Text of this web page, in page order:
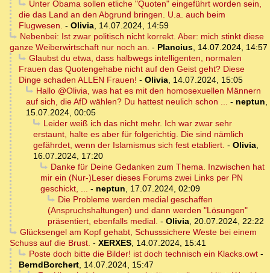
Unter Obama sollen etliche "Quoten" eingeführt worden sein,
die das Land an den Abgrund bringen. U.a. auch beim
Flugwesen. - Olivia, 14.07.2024, 14:59
Nebenbei: Ist zwar politisch nicht korrekt. Aber: mich stinkt diese
ganze Weiberwirtschaft nur noch an. - Plancius, 14.07.2024, 14:57
Glaubst du etwa, dass halbwegs intelligenten, normalen
Frauen das Quotengehabe nicht auf den Geist geht? Diese
Dinge schaden ALLEN Frauen! - Olivia, 14.07.2024, 15:05
Hallo @Olivia, was hat es mit den homosexuellen Männern
auf sich, die AfD wählen? Du hattest neulich schon ... - neptun,
15.07.2024, 00:05
Leider weiß ich das nicht mehr. Ich war zwar sehr
erstaunt, halte es aber für folgerichtig. Die sind nämlich
gefährdet, wenn der Islamismus sich fest etabliert. - Olivia,
16.07.2024, 17:20
Danke für Deine Gedanken zum Thema. Inzwischen hat
mir ein (Nur-)Leser dieses Forums zwei Links per PN
geschickt, ... - neptun, 17.07.2024, 02:09
Die Probleme werden medial geschaffen
(Anspruchshaltungen) und dann werden "Lösungen"
präsentiert, ebenfalls medial. - Olivia, 20.07.2024, 22:22
Glücksengel am Kopf gehabt, Schusssichere Weste bei einem
Schuss auf die Brust. - XERXES, 14.07.2024, 15:41
Poste doch bitte die Bilder! ist doch technisch ein Klacks.owt-
BerndBorchert, 14.07.2024, 15:47